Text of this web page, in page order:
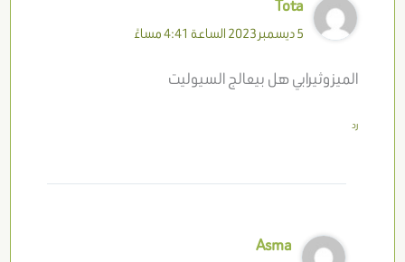
Tota
5 ديسمبر 2023 الساعة 4:41 مساءً
الميزوثيرابي هل بيعالج السيوليت
رد
Asma